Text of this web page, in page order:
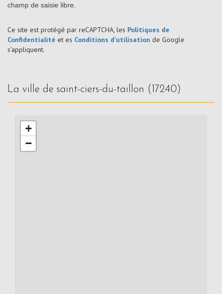
champ de saisie libre.
Ce site est protégé par reCAPTCHA, les Politiques de
Confidentialité et es Conditions d'utilisation de Google
s'appliquent.
la ville de saint-ciers-du-taillon (17240)
+
−